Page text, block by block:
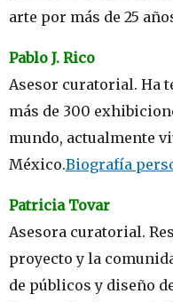
arte por más de 25
Pablo J. Rico
Asesor curatorial. Ha
más de 300
mundo, actualmente
México.Biografía
Patricia Tovar
Asesora curatorial.
proyecto y la
de públicos y diseño